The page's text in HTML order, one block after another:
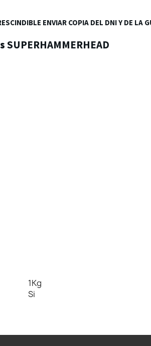
ENVIAR COPIA DEL DNI Y DE
SUPERHAMMERHEAD
1Kg
Si